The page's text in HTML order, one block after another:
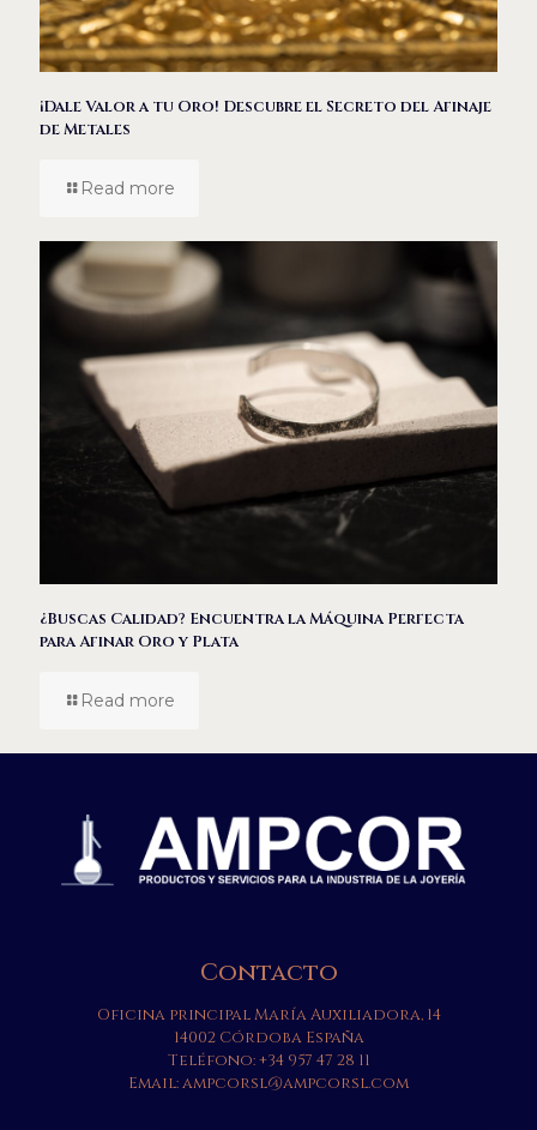
¡Dale Valor a tu Oro! Descubre el Secreto del Afinaje
de Metales
Read more
¿Buscas Calidad? Encuentra la Máquina Perfecta
para Afinar Oro y Plata
Read more
Contacto
Oficina principal María Auxiliadora, 14
14002 Córdoba España
Teléfono:+34 957 47 28 11
Email:ampcorsl@ampcorsl.com